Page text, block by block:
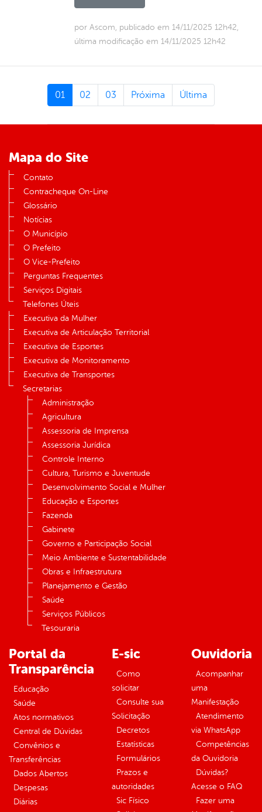
por Ascom, publicado em 14/11/2025 12h42,
última modificação em 14/11/2025 12h42
01 02 03 Próxima Última
Mapa do Site
Contato
Contracheque On-Line
Glossário
Notícias
O Município
O Prefeito
O Vice-Prefeito
Perguntas Frequentes
Serviços Digitais
Telefones Úteis
Executiva da Mulher
Executiva de Articulação Territorial
Executiva de Esportes
Executiva de Monitoramento
Executiva de Transportes
Secretarias
Administração
Agricultura
Assessoria de Imprensa
Assessoria Jurídica
Controle Interno
Cultura, Turismo e Juventude
Desenvolvimento Social e Mulher
Educação e Esportes
Fazenda
Gabinete
Governo e Participação Social
Meio Ambiente e Sustentabilidade
Obras e Infraestrutura
Planejamento e Gestão
Saúde
Serviços Públicos
Tesouraria
Portal da
Transparência
Educação
Saúde
Atos normativos
Central de Dúvidas
Convênios e
Transferências
Dados Abertos
Despesas
Diárias
E-sic
Como
solicitar
Consulte sua
Solicitação
Decretos
Estatísticas
Formulários
Prazos e
autoridades
Sic Físico
Ouvidoria
Acompanhar
uma
Manifestação
Atendimento
via WhatsApp
Competências
da Ouvidoria
Dúvidas?
Acesse o FAQ
Fazer uma